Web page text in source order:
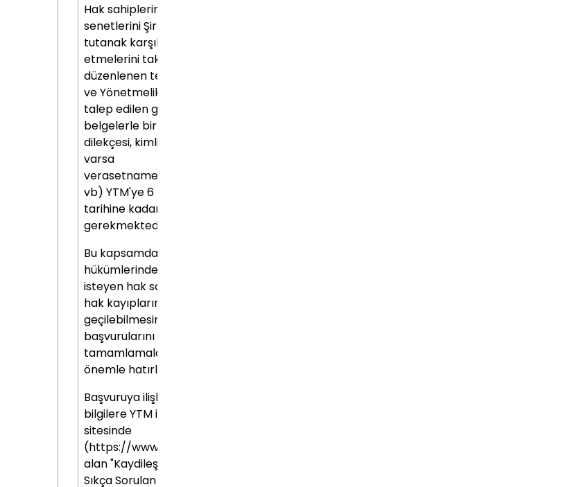
Hak sahiplerinin, fiziki pay
senetlerini Şirketimize bir
tutanak karşılığında teslim
etmelerini takiben,
düzenlenen teslim tutanağı
ve Yönetmelik kapsamında
talep edilen gerekli diğer
belgelerle birlikte (başvuru
dilekçesi, kimlik fotokopisi,
varsa
verasetname/vekaletname
vb) YTM'ye 6 Eylül 2026
tarihine kadar başvurmaları
gerekmektedir.
Bu kapsamda, Yönetmelik
hükümlerinden yararlanmak
isteyen hak sahiplerinin, olası
hak kayıplarının önüne
geçilebilmesini teminen
başvurularını süresi içerisinde
tamamlamaları gerektiğini
önemle hatırlatırız.
Başvuruya ilişkin detay
bilgilere YTM internet
sitesinde
(https://www.ytm.gov.tr) yer
alan "Kaydileştirilmeye İlişkin
Sıkça Sorulan Sorular"